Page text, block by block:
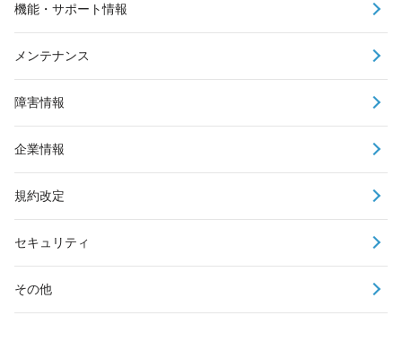
機能・サポート情報
メンテナンス
障害情報
企業情報
規約改定
セキュリティ
その他